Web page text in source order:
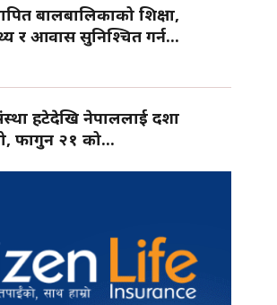
बालबालिकाको शिक्षा,
र आवास सुनिश्चित गर्न...
हटेदेखि नेपाललाई दशा
फागुन २१ को...